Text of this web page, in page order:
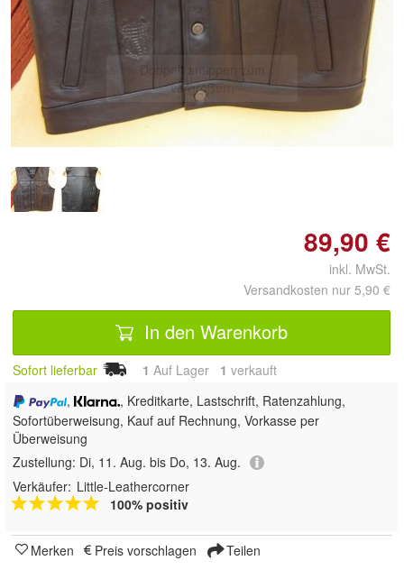
Doppelt antippen zum
vergrößern
89,90 €
inkl. MwSt.
Versandkosten nur 5,90 €
In den Warenkorb
Sofort lieferbar 1 Auf Lager 1 verkauft
,
, Kreditkarte, Lastschrift, Ratenzahlung,
Sofortüberweisung, Kauf auf Rechnung, Vorkasse per
Überweisung
Zustellung: Di, 11. Aug. bis Do, 13. Aug.
Verkäufer: Little-Leathercorner
100% positiv
Merken Preis vorschlagen Teilen